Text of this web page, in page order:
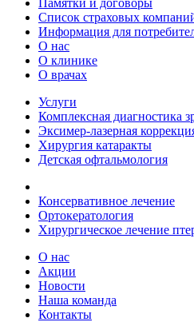
Список страховых
Информация для
О нас
О клинике
О врачах
Услуги
Комплексная диагностика
Эксимер-лазерная
Хирургия катаракты
Детская офтальмология
Консервативное лечение
Ортокератология
Хирургическое лечение
О нас
Акции
Новости
Наша команда
Контакты